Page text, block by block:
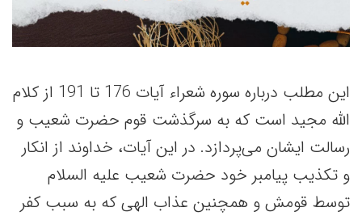
این مطلب درباره سوره شعراء آیات 176 تا 191 از کلام
الله مجید است که به سرگذشت قوم حضرت شعیب و
رسالت ایشان می‌پردازد. در این آیات، خداوند از انکار
و تکذیب پیامبر خود حضرت شعیب علیه السلام
توسط قومش و همچنین عذاب الهی که به سبب کفر